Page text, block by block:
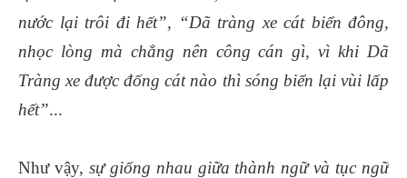
nước lại trôi đi hết”, “Dã tràng xe cát biển đông,
nhọc lòng mà chẳng nên công cán gì, vì khi Dã
Tràng xe được đống cát nào thì sóng biển lại vùi lấp
hết”...
Như vậy, sự giống nhau giữa thành ngữ và tục ngữ